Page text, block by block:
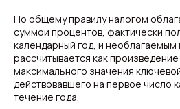
По общему правилу налогом
суммой процентов, фактически
календарный год, и
рассчитывается как
максимального значения
действовавшего на первое число
течение года.